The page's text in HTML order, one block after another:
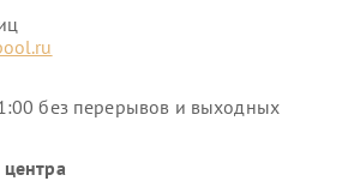
без перерывов и выходных
центра